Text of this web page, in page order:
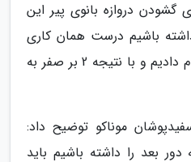
گشودن دروازه بانوی پیر این
داشته باشیم درست همان کاری
که در خانه مقابل زنیت انجام دادیم و با نتیجه 2 بر صفر به
موناکو توضیح داد:
بعد را داشته باشیم باید